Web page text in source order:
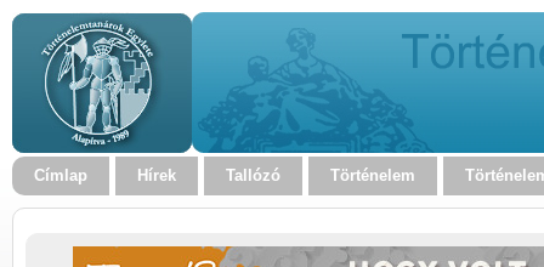
Címlap Hírek Tallózó Történelem